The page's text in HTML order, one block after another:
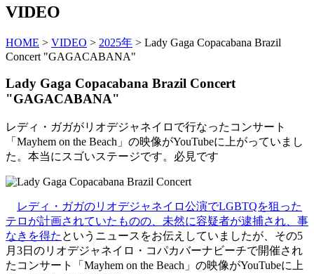
VIDEO
HOME > VIDEO > 2025年 > Lady Gaga Copacabana Brazil
Concert "GAGACABANA"
Lady Gaga Copacabana Brazil Concert
"GAGACABANA"
レディ・ガガがリオデジャネイロで行なったコンサート
「Mayhem on the Beach」の映像がYouTubeに上がっていまし
た。本当にスゴいステージです。必見です
レディ・ガガのリオデジャネイロ公演でLGBTQを狙った
テロが計画されていたものの、未然に容疑者が逮捕され、事
なきを得た というニュースをお伝えしていましたが、その5
月3日のリオデジャネイロ・コパカバーナビーチで開催され
たコンサート「Mayhem on the Beach」の映像がYouTubeに上